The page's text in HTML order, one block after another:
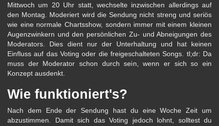
Mittwoch um 20 Uhr statt, wechselte inzwischen allerdings auf
den Montag. Moderiert wird die Sendung nicht streng und seriös
wie eine normale Chartsshow, sondern immer mit einem kleinen
Augenzwinkern und den persönlichen Zu- und Abneigungen des
Moderators. Dies dient nur der Unterhaltung und hat keinen
Einfluss auf das Voting oder die freigeschalteten Songs. tl;dr: Da
muss der Moderator schon durch sein, wenn er sich so ein
Konzept ausdenkt.
Wie funktioniert's?
Nach dem Ende der Sendung hast du eine Woche Zeit um
abzustimmen. Damit sich das Voting jedoch lohnt, solltest du